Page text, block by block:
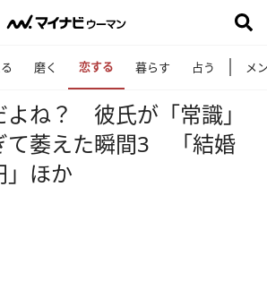
磨く 恋する 暮らす 占う メ
よね？ 彼氏が「常識」
て萎えた瞬間3 「結婚
ほか